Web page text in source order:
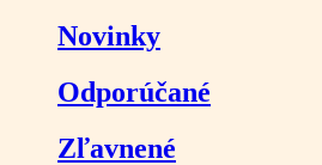
Novinky
Odporúčané
Zľavnené